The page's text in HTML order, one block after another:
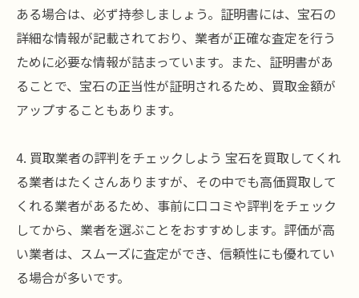
ある場合は、必ず持参しましょう。証明書には、宝石の
詳細な情報が記載されており、業者が正確な査定を行う
ために必要な情報が詰まっています。また、証明書があ
ることで、宝石の正当性が証明されるため、買取金額が
アップすることもあります。
4. 買取業者の評判をチェックしよう 宝石を買取してくれ
る業者はたくさんありますが、その中でも高価買取して
くれる業者があるため、事前に口コミや評判をチェック
してから、業者を選ぶことをおすすめします。評価が高
い業者は、スムーズに査定ができ、信頼性にも優れてい
る場合が多いです。